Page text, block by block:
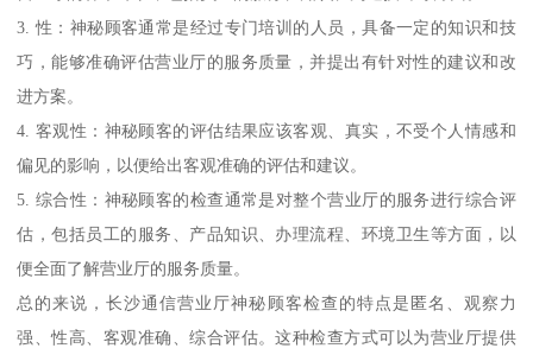
3. 性：神秘顾客通常是经过专门培训的人员，具备一定的知识和技
巧，能够准确评估营业厅的服务质量，并提出有针对性的建议和改
进方案。
4. 客观性：神秘顾客的评估结果应该客观、真实，不受个人情感和
偏见的影响，以便给出客观准确的评估和建议。
5. 综合性：神秘顾客的检查通常是对整个营业厅的服务进行综合评
估，包括员工的服务、产品知识、办理流程、环境卫生等方面，以
便全面了解营业厅的服务质量。
总的来说，长沙通信营业厅神秘顾客检查的特点是匿名、观察力
强、性高、客观准确、综合评估。这种检查方式可以为营业厅提供